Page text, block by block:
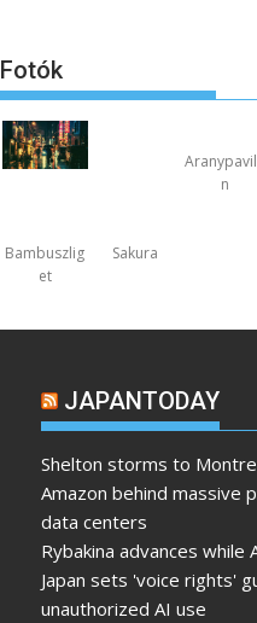
Fotók
n
Bambuszlig
et
Sakura
JAPANTODAY
Shelton storms to
Amazon behind massive
data centers
Rybakina advances
Japan sets 'voice rights'
unauthorized AI use